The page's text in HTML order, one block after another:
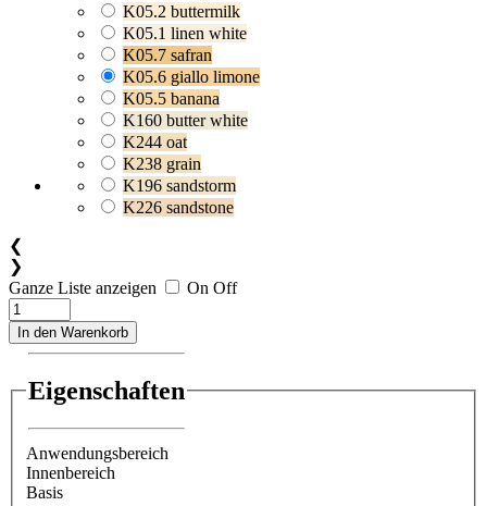
K05.2 buttermilk
K05.1 linen white
K05.7 safran
K05.6 giallo limone
K05.5 banana
K160 butter white
K244 oat
K238 grain
K196 sandstorm
K226 sandstone
❮
❯
Ganze Liste anzeigen
On Off
In den Warenkorb
Eigenschaften
Anwendungsbereich
Innenbereich
Basis